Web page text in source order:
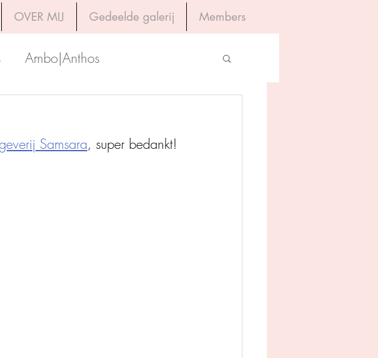
OVER MIJ Gedeelde galerij Members
Ambo|Anthos
Uitgevers The House of Books
Samsara, super bedankt!